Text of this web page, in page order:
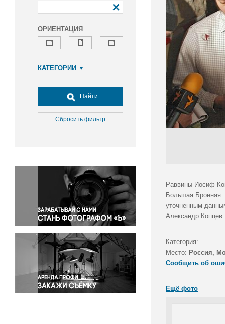
ОРИЕНТАЦИЯ
КАТЕГОРИИ
Досуг, туризм и отдых
Культура
Медицина
Окружающая среда
Политика
Правосудие
Происшествия и конфликты
Религия
Светская жизнь
Спорт
Экология
Экономика и бизнес
Найти
Сбросить фильтр
Раввины Иосиф
Большая Бронная.
уточненным
Александр
Категория:
Место: Россия,
Сообщить об
Ещё фото